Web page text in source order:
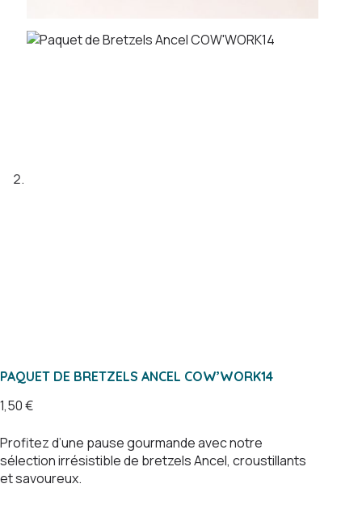
PAQUET DE BRETZELS ANCEL COW’WORK14
1,50€
Profitez d’une pause gourmande avec notre
sélection irrésistible de bretzels Ancel, croustillants
et savoureux.